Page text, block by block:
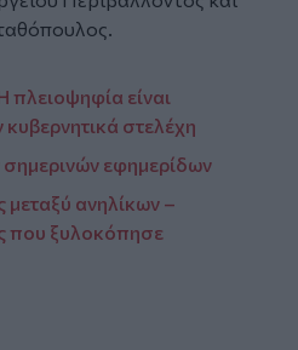
είναι
στελέχη
εφημερίδων
μεταξύ ανηλίκων –
που ξυλοκόπησε